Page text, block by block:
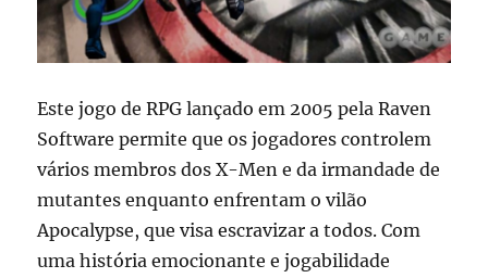
Este jogo de RPG lançado em 2005 pela Raven
Software permite que os jogadores controlem
vários membros dos X-Men e da irmandade de
mutantes enquanto enfrentam o vilão
Apocalypse, que visa escravizar a todos. Com
uma história emocionante e jogabilidade